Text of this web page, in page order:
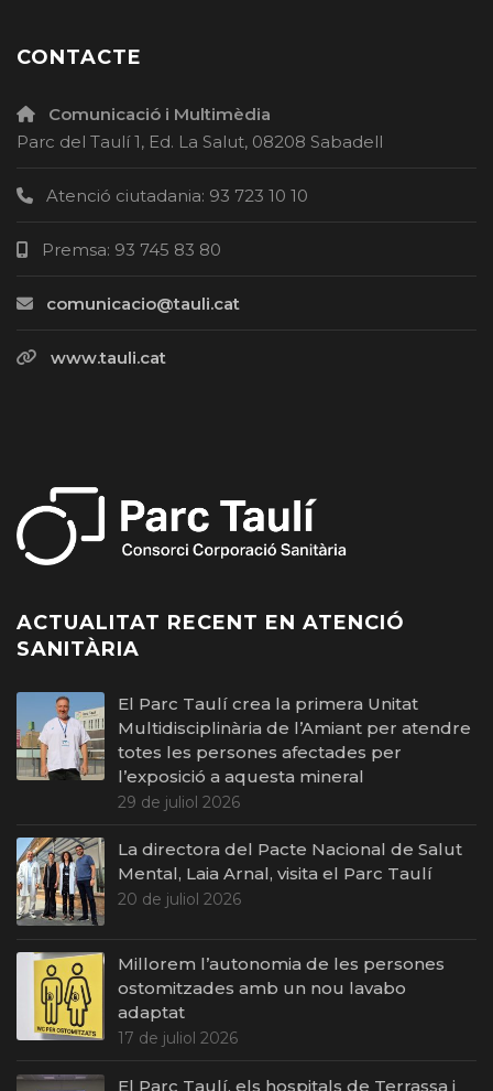
CONTACTE
Comunicació i Multimèdia
Parc del Taulí 1, Ed. La Salut, 08208 Sabadell
Atenció ciutadania: 93 723 10 10
Premsa: 93 745 83 80
comunicacio@tauli.cat
www.tauli.cat
ACTUALITAT RECENT EN ATENCIÓ
SANITÀRIA
El Parc Taulí crea la primera Unitat
Multidisciplinària de l’Amiant per atendre
totes les persones afectades per
l’exposició a aquesta mineral
29 de juliol 2026
La directora del Pacte Nacional de Salut
Mental, Laia Arnal, visita el Parc Taulí
20 de juliol 2026
Millorem l’autonomia de les persones
ostomitzades amb un nou lavabo
adaptat
17 de juliol 2026
El Parc Taulí, els hospitals de Terrassa i